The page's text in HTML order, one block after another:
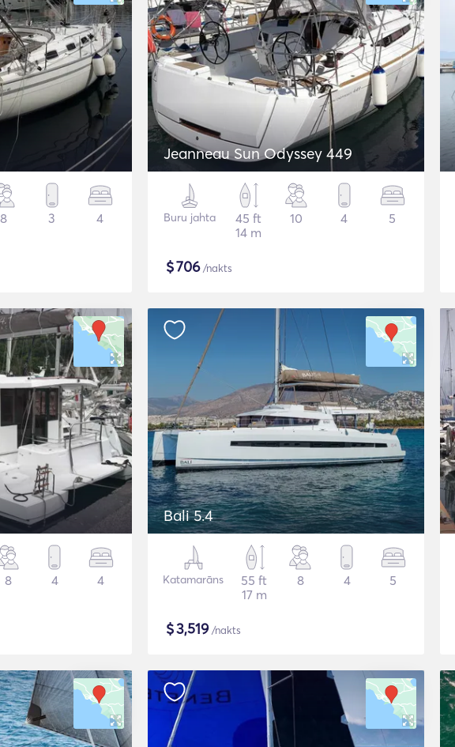
8 3 4
Jeanneau Sun Odyssey 449
Buru jahta
45 ft
14 m
10 4 5
$706/nakts
8 4 4
Bali 5.4
Katamarāns
55 ft
17 m
8 4 5
$3,519/nakts